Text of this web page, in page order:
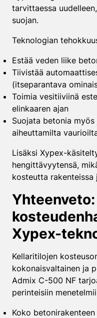
tarvittaessa
suojan.
Teknologian
Estää veden liike
Tiivistää
(itseparantava
Toimia vesitiiviinä
elinkaaren ajan
Suojata betonia
aiheuttamilta
Lisäksi Xypex-
hengittävyytensä,
kosteutta rakenteissa
Xypex-
Kellaritilojen
kokonaisvaltainen ja
Admix C-500 NF
perinteisiin
Koko